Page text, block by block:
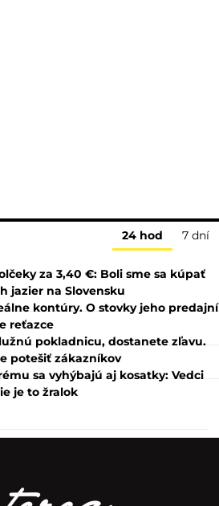
24 hod 7 dní
za 3,40 €: Boli sme sa kúpať
jazier na Slovensku
kontúry. O stovky jeho predajní
reťazce
pokladnicu, dostanete zľavu.
potešiť zákazníkov
sa vyhýbajú aj kosatky: Vedci
je to žralok